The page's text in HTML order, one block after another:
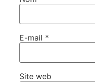
E-mail *
Site web